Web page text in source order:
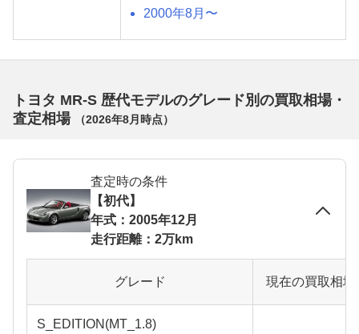
2000年8月〜
トヨタ MR-S 歴代モデルのグレード別の買取相場・
査定相場
（2026年8月 時点）
査定時の条件
【初代】
年式：2005年12月
走行距離：2万km
グレード 現在の買取相
S_EDITION(MT_1.8)